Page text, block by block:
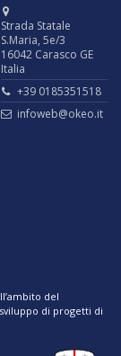
Strada Statale
S.Maria, 5e/3
16042 Carasco GE
Italia
+39 0185351518
infoweb@okeo.it
del
sviluppo di progetti di